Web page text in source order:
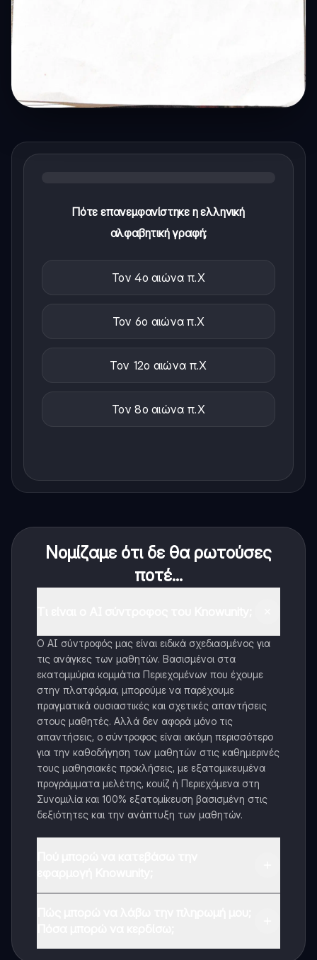
Πότε επανεμφανίστηκε η ελληνική
αλφαβητική γραφή;
Τον 4ο αιώνα π.Χ
Τον 6ο αιώνα π.Χ
Τον 12ο αιώνα π.Χ
Τον 8ο αιώνα π.Χ
Νομίζαμε ότι δε θα ρωτούσες
ποτέ...
Ο AI σύντροφός μας είναι ειδικά σχεδιασμένος για
τις ανάγκες των μαθητών. Βασισμένοι στα
εκατομμύρια κομμάτια Περιεχομένων που έχουμε
στην πλατφόρμα, μπορούμε να παρέχουμε
πραγματικά ουσιαστικές και σχετικές απαντήσεις
στους μαθητές. Αλλά δεν αφορά μόνο τις
απαντήσεις, ο σύντροφος είναι ακόμη περισσότερο
για την καθοδήγηση των μαθητών στις καθημερινές
τους μαθησιακές προκλήσεις, με εξατομικευμένα
προγράμματα μελέτης, κουίζ ή Περιεχόμενα στη
Συνομιλία και 100% εξατομίκευση βασισμένη στις
δεξιότητες και την ανάπτυξη των μαθητών.